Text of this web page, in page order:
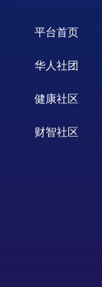
平台首页
华人社团
健康社区
财智社区